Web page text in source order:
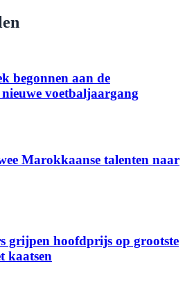
begonnen aan de
voetbaljaargang
Marokkaanse talenten naar
grijpen hoofdprijs op grootste
kaatsen